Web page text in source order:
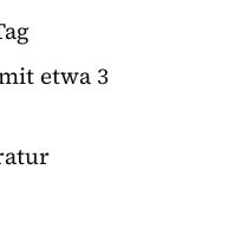
etwa 3